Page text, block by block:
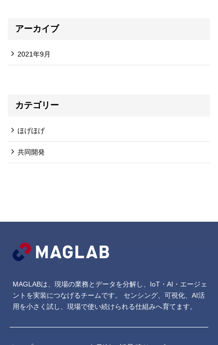
アーカイブ
2021年9月
カテゴリー
ほげほげ
共同開発
MAGLABは、現場の業務とデータを分解し、IoT・AI・エージェ
ントを実装につなげるチームです。
センシング、可視化、AI活
用を小さく試し、現場で使い続けられる仕組みへ育てます。